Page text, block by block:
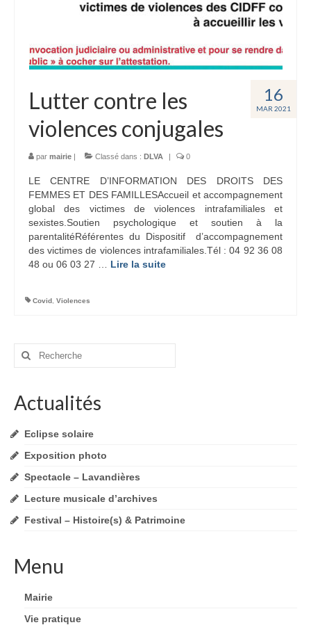
16
MAR 2021
Lutter contre les
violences conjugales
par mairie | Classé dans : DLVA | 0
LE CENTRE D’INFORMATION DES DROITS DES
FEMMES ET DES FAMILLESAccueil et accompagnement
global des victimes de violences intrafamiliales et
sexistes.Soutien psychologique et soutien à la
parentalitéRéférentes du Dispositif d’accompagnement
des victimes de violences intrafamiliales.Tél : 04 92 36 08
48 ou 06 03 27 … Lire la suite­­
Covid Violences
Rechercher
Actualités
Eclipse solaire
Exposition photo
Spectacle – Lavandières
Lecture musicale d’archives
Festival – Histoire(s) & Patrimoine
Menu
Mairie
Vie pratique